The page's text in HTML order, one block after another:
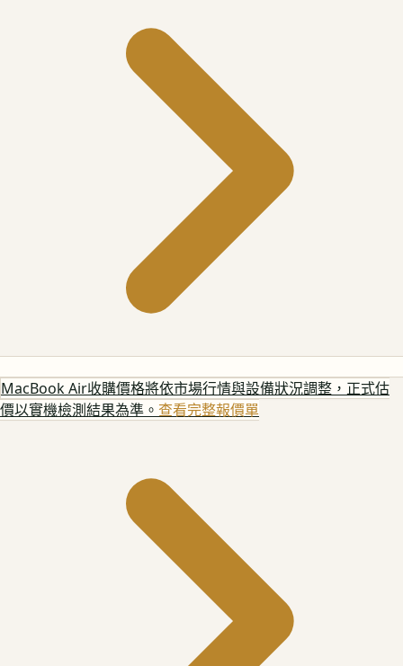
MacBook Air收購價格將依市場行情與設備狀況調整，正式估
價以實機檢測結果為準。 查看完整報價單